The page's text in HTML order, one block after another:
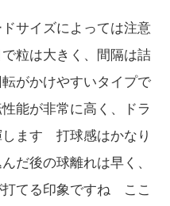
サイズによっては注意
粒は大きく、間隔は詰
がかけやすいタイプで
能が非常に高く、ドラ
します 打球感はかなり
だ後の球離れは早く、
打てる印象ですね ここ